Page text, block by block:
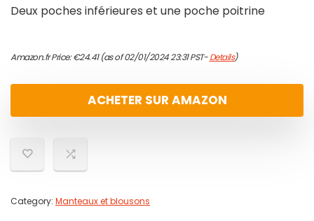
Deux poches inférieures et une poche poitrine
Amazon.fr Price:€24.41(as of 02/01/2024 23:31 PST-Details)
ACHETER SUR AMAZON
Category: Manteaux et blousons